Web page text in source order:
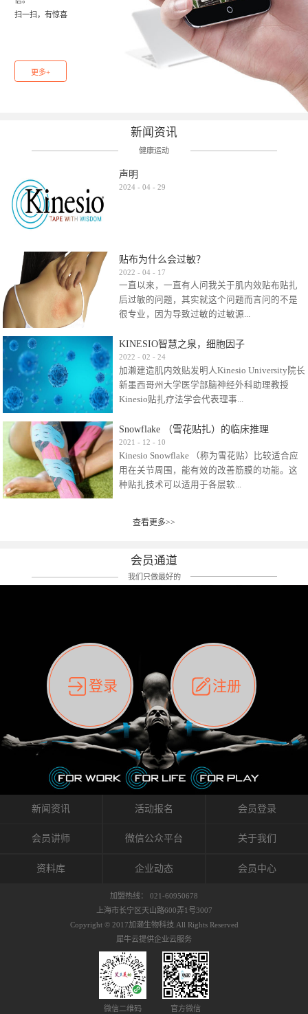
扫一扫，有惊喜
更多+
新闻资讯
健康运动
声明
2024 - 04 - 29
贴布为什么会过敏？
2022 - 04 - 17
一直以来，一直有人问我关于肌内效贴布贴扎
后过敏的问题，其实就这个问题而言问的不是
很专业，因为导致过敏的过敏源...
很多，比如试穿件衣服有时都会过敏，特定条
件下吃东西有时也会过敏，难道不吃不穿了？
其他品牌的在此我们不予评价，就KINESIO肌内
效贴布来说，40多年的研究开发制造肌内效贴
比如我本人，几乎天天接触KINESIO肌内效，无
论从皮肤适应性还是本人皮肤本身就不属于不
易过敏的那种，基本不会有过敏瘙痒的情况。
但是，当身体不适、休息不好、持续紧张等特
殊因素的影响下，有时还是会出现瘙痒过敏的
前后后居家近30天左右，感觉日子都日夜颠倒
痛影响走路。当天疼痛部贴了EDF和胃十字，膝
关节贴了半月板贴布。第2天第12肋部的EDF和
消失，贴布也没有出现进一步瘙痒过敏。而膝
关节的半月板贴布张力用的100%，但自始至终
它都很坚强的贴着，没有出现过任何瘙痒的迹
象。不同的条件下，同一个身体，不同的部位
皮肤的敏感度也有不同。因此我们KINESIO要做
的，是在研发生产过程中竭尽全力的降低致敏
性，减少贴布本身带来的致敏率。那到底是什
么原因引起的过敏瘙痒呢？我整理了以下内容
仅供大家参考，希望能给予大家帮助。首先我
们分析解剖下过敏的原因，然后简说一下
KINESIO贴布贴扎后预防应对。我把导致过敏的
原因，简单分为外因和内因。外因1，贴布贴布
括：1）面料的伸展率、回缩率、纤维的刺激
能会给皮肤带来过度的刺激，从而引起过敏瘙
KINESIO智慧之泉，细胞因子
2022 - 02 - 24
加濑建造肌内效贴发明人Kinesio University院长
新墨西哥州大学医学部脑神经外科助理教授
Kinesio贴扎疗法学会代表理事...
Kinesio Taping Association International
（KTAI）名誉会长 身体具有免疫、疼痛、细胞
破坏、发热、修复、增殖、再生等自然愈合能
力。 多作为细胞因子存在于皮肤表皮、真皮、
扎疗法）的效果是通过创造一个环境，使每种
以激发身体的自然愈合能力。 通常，药物会削
弱细胞因子的作用，单方面还会引起副作用的
症状。 与此相比，Kinesio肌内效贴创造了细
的控制仍有许多未知。 细胞因子是一种酵素，
各种各样的酵素起着适当的作用，为细胞创造
了适合居住的环境。 在现代医学上，这种细胞
因子是一种酶的观点往往被否定，但在体内有
有毒细菌和无毒细菌，它们起着保持身体平衡
的作用。 Kinesio肌内效贴不像药物那样在短时
间内表现出症状，而是通过花费时间创造一个
对身体没有伤害（副作用等）的环境来减轻症
状。 但是，由于营养、精神、运动的平衡被破
坏，各种细胞就会发生病态变化。 在一定的状
态下，细胞因子会自动捕捉异常，并在细胞之
间传递适当的修复信息。可以收集各自所需的
因子级联；细胞因子的连锁反应）。 如果这种
者甚至提供不需要的物质。 因此，身体所需的
自然愈合能力不仅不能发挥作用，反而会造成
恶化的环境。Kinesio肌内效贴的作用，就是解
决这些问题。 KinesioTaping ® （Kinesio贴扎
疗法）的概念是空（空间），动（流动），冷
（抑制热的上升），为了实现这些，贴布的质
作出来。 特别地，Kinesio Medical
Tappling®（Kinesio医疗贴扎）通过从皮肤表面
长时间给予适...
Snowflake （雪花贴扎）的临床推理
2021 - 12 - 10
Kinesio Snowflake （称为雪花贴）比较适合应
用在关节周围，能有效的改善筋膜的功能。这
种贴扎技术可以适用于各层软...
组织:肌肉，肌腱，韧带（主要围绕有问题的关
状，而是指贴布本身很重量，以及贴布刺激的
类型。贴布的应用充分利用了体内由间质液组
成的自然流体力学的流体层。这种轻微的刺激
间，还可以在单片贴布上提供支持和深度刺
激。通过对间质液的适当控制，可以连接皮下
筋膜，对关节进行非常轻柔的刺激，增加患部
的治疗区域。 snowflake“雪花”贴布不会妨碍皮
肤上下左右运动，有效的辅助修复关节周围组
织的筋膜。它可以作用于关节或肌肉表面，释
放压力，刺激深层筋膜。“雪花”贴扎疗法是一
种可以改变肌肉、筋膜和间质液之间自然流动
关系的方法。 间质液间质被称为人体的新器
官。研究人员认为，整个身体的网络是由坚韧
且柔软的蛋白质结构所支撑的相互连接的充满
流体的空间构成的。如果作为脏器，这是人体
最大的脏器，约占体重的20%（相比之下，皮
内流通，有助于细胞的再生和恢复。“1”“雪花”
周围进行轻柔的刺激，改善受影响的关节和肌
到辅助修复损伤组织的作用。对组织的营养供
膜，韧带和关节周围皮下组织的关节囊。 流
体力学理论加濑博士-Kinesio肌内效贴布的发明
人流体力学理论是以对日常生活产生反复影响
的纤细筋膜的性质为焦点。 筋膜容易受到外部
查看更多>>
会员通道
我们只做最好的
登录 注册
新闻资讯 活动报名 会员登录
会员讲师 微信公众平台 关于我们
资料库 企业动态 会员中心
加盟热线： 021-60950678
上海市长宁区天山路600弄1号3007
Copyright © 2017加濑生物科技.All Rights Reserved
犀牛云提供企业云服务
微信二维码 官方微信